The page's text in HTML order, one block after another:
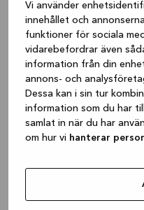
Vi använder
innehållet och
funktioner för sociala
vidarebefordrar även
information från din
annons- och
Dessa kan i sin tur
information som du har
samlat in när du har
om hur vi hanterar